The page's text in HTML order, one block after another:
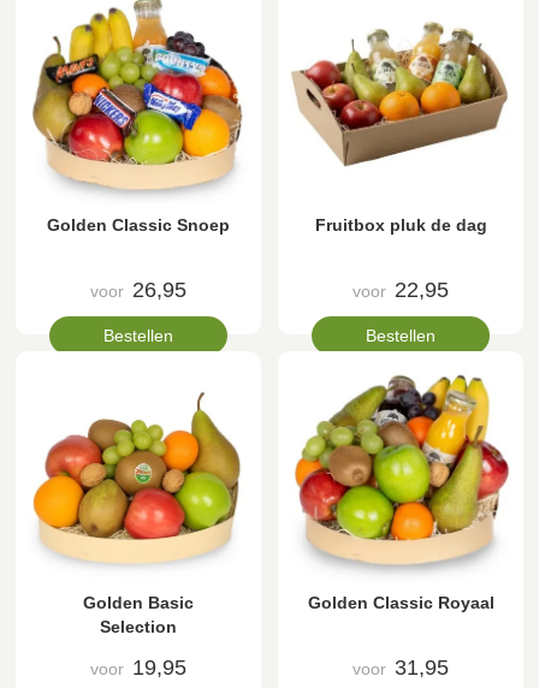
Golden Classic Snoep
voor 26,95
Bestellen
Fruitbox pluk de dag
voor 22,95
Bestellen
Golden Basic
Selection
voor 19,95
Golden Classic Royaal
voor 31,95